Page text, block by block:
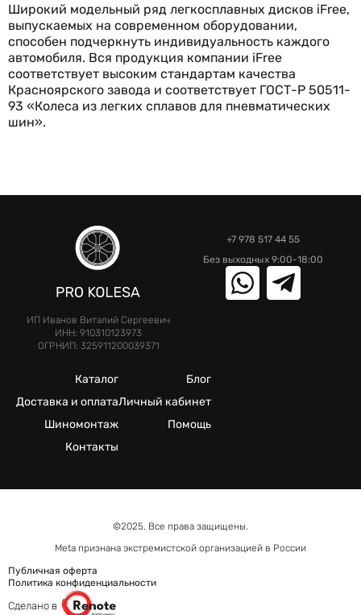
Широкий модельный ряд легкосплавных дисков iFree,
выпускаемых на современном оборудовании,
способен подчеркнуть индивидуальность каждого
автомобиля. Вся продукция компании iFree
соответствует высоким стандартам качества
Красноярского завода и соответствует ГОСТ-Р 50511-
93 «Колеса из легких сплавов для пневматических
шин».
ИП Иванов Виталий Сергеевич
ИНН: 910310123973
ОГРНИП: 325911200039371
+7 978 517 44 55
Без выходных 9:00-18:00
Каталог
Доставка и оплата
Шиномонтаж
Контакты
Блог
Личный кабинет
Помощь
©2025. Все права защищены.
Meta признана экстремистcкой организацией в России
Публичная оферта
Политика конфиденциальности
Сделано в